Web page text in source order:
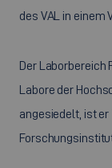
des VAL in einem
Der Laborbereich
Labore der
angesiedelt, ist